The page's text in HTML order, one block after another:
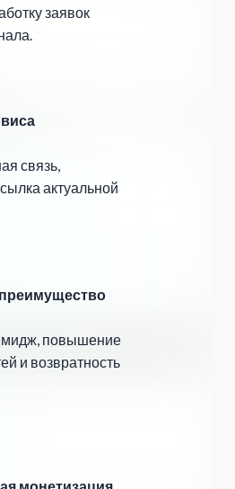
повышение
и возвратность
связь,
актуальной
заявок